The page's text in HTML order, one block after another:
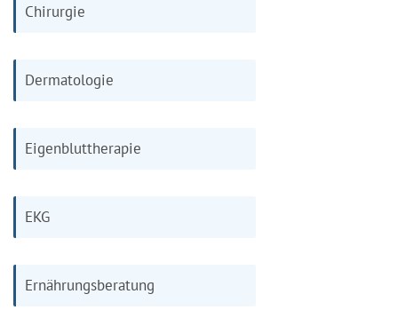
Chirurgie
Dermatologie
Eigenbluttherapie
EKG
Ernährungsberatung